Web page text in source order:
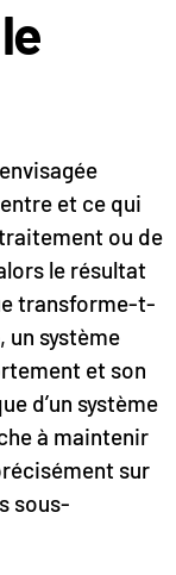
et ce qui
traitement ou de
le résultat
transforme-t-
un système
et son
d’un système
à maintenir
sur
sous-